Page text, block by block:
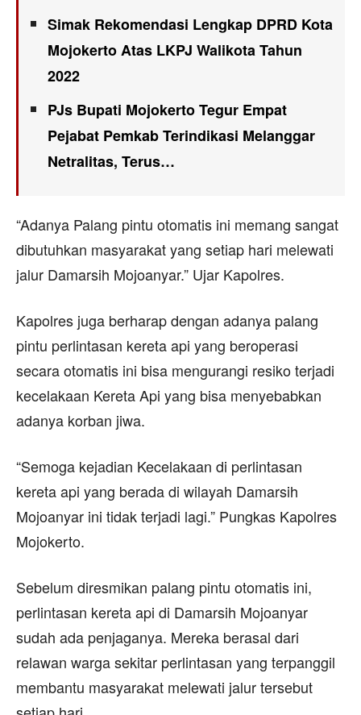
Simak Rekomendasi Lengkap DPRD Kota
Mojokerto Atas LKPJ Walikota Tahun
2022
PJs Bupati Mojokerto Tegur Empat
Pejabat Pemkab Terindikasi Melanggar
Netralitas, Terus…
“Adanya Palang pintu otomatis ini memang sangat
dibutuhkan masyarakat yang setiap hari melewati
jalur Damarsih Mojoanyar.” Ujar Kapolres.
Kapolres juga berharap dengan adanya palang
pintu perlintasan kereta api yang beroperasi
secara otomatis ini bisa mengurangi resiko terjadi
kecelakaan Kereta Api yang bisa menyebabkan
adanya korban jiwa.
“Semoga kejadian Kecelakaan di perlintasan
kereta api yang berada di wilayah Damarsih
Mojoanyar ini tidak terjadi lagi.” Pungkas Kapolres
Mojokerto.
Sebelum diresmikan palang pintu otomatis ini,
perlintasan kereta api di Damarsih Mojoanyar
sudah ada penjaganya. Mereka berasal dari
relawan warga sekitar perlintasan yang terpanggil
membantu masyarakat melewati jalur tersebut